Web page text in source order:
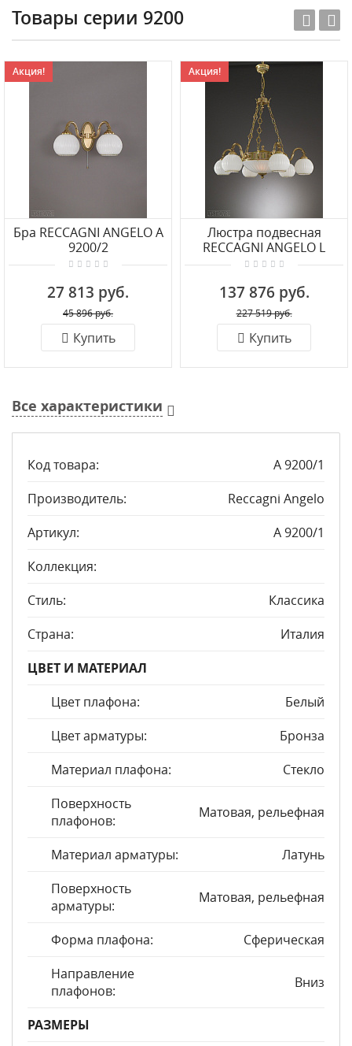
Товары серии 9200
Акция!
Бра RECCAGNI ANGELO A
9200/2
27 813 руб.
45 896 руб.
Купить
Акция!
Люстра подвесная
RECCAGNI ANGELO L
9200/6+2
137 876 руб.
227 519 руб.
Купить
Все характеристики
Код товара:
A 9200/1
Производитель:
Reccagni Angelo
Артикул:
A 9200/1
Коллекция:
Стиль:
Классика
Страна:
Италия
ЦВЕТ И МАТЕРИАЛ
Цвет плафона:
Белый
Цвет арматуры:
Бронза
Материал плафона:
Стекло
Поверхность
плафонов:
Матовая, рельефная
Материал арматуры:
Латунь
Поверхность
арматуры:
Матовая, рельефная
Форма плафона:
Сферическая
Направление
плафонов:
Вниз
РАЗМЕРЫ